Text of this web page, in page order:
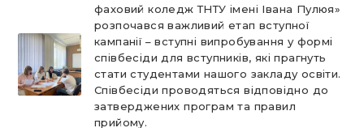
фаховий коледж ТНТУ імені Івана Пулюя»
розпочався важливий етап вступної
кампанії – вступні випробування у формі
співбесіди для вступників, які прагнуть
стати студентами нашого закладу освіти.
Співбесіди проводяться відповідно до
затверджених програм та правил
прийому.